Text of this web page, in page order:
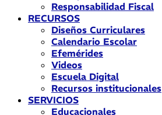
Responsabilidad Fiscal
RECURSOS
Diseños Curriculares
Calendario Escolar
Efemérides
Videos
Escuela Digital
Recursos institucionales
SERVICIOS
Educacionales